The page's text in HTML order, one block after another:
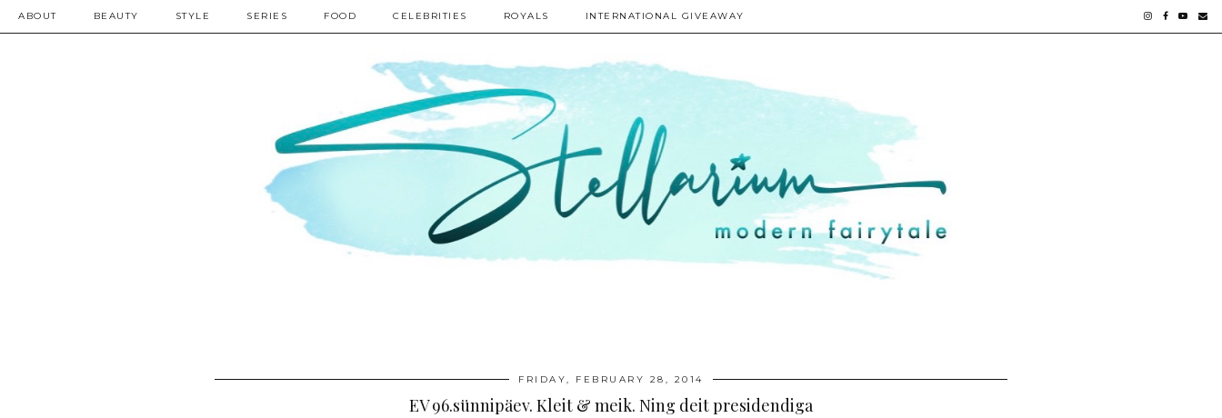
ABOUT BEAUTY STYLE SERIES FOOD CELEBRITIES ROYALS INTERNATIONAL GIVEAWAY
FRIDAY, FEBRUARY 28, 2014
EV 96.sünnipäev. Kleit & meik. Ning deit presidendiga